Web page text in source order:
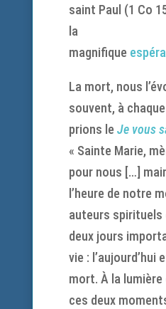
saint Paul (1 Co
la
magnifique
La mort, nous
souvent, à
prions le Je vous
« Sainte Marie,
pour nous […]
l’heure de notre
auteurs spirituels
deux jours
vie : l’aujourd’hui
mort. À la lumière
ces deux